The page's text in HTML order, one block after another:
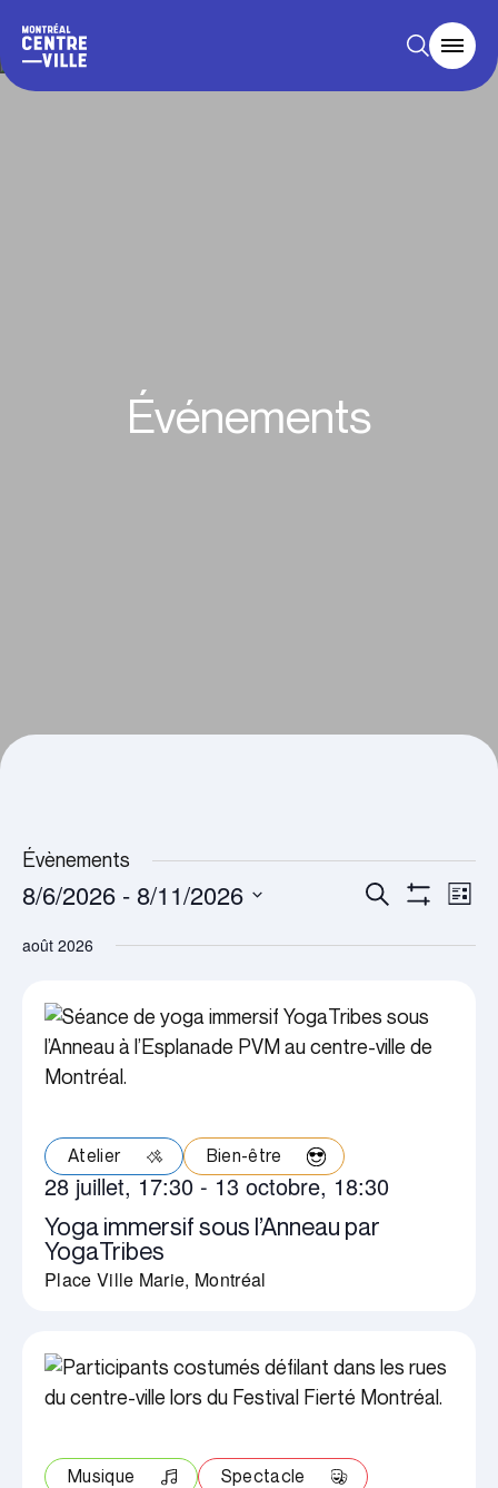
Événements
Évènements
Recherche
navigation
vues
Évènements
Recherche
Filtres vues
Liste
8/6/2026 - 8/11/2026
une
août 2026
Yoga immersif sous l’Anneau par
YogaTribes
28 juillet, 17:30-13 octobre, 18:30
Place Ville Marie, Montréal
Atelier Bien-être
Musique
Spectacle